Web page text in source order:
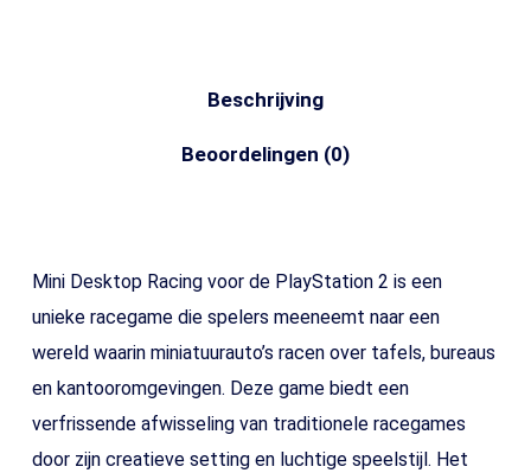
Beschrijving
Beoordelingen (0)
Mini Desktop Racing voor de PlayStation 2 is een
unieke racegame die spelers meeneemt naar een
wereld waarin miniatuurauto’s racen over tafels, bureaus
en kantooromgevingen. Deze game biedt een
verfrissende afwisseling van traditionele racegames
door zijn creatieve setting en luchtige speelstijl. Het